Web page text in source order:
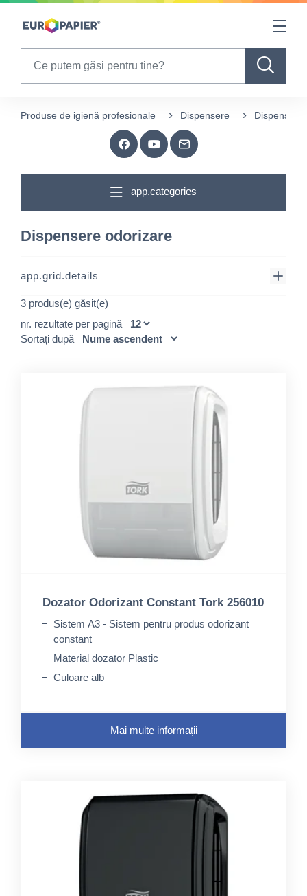
Table Of Content
Produse de igienă profesionale Dispensere Dispensere
app.categories
Dispensere odorizare
app.grid.details
3 produs(e) găsit(e)
nr. rezultate per pagină
Sortați după
Dozator Odorizant Constant Tork 256010
Sistem A3 - Sistem pentru produs odorizant
constant
Material dozator Plastic
Culoare alb
Mai multe informații